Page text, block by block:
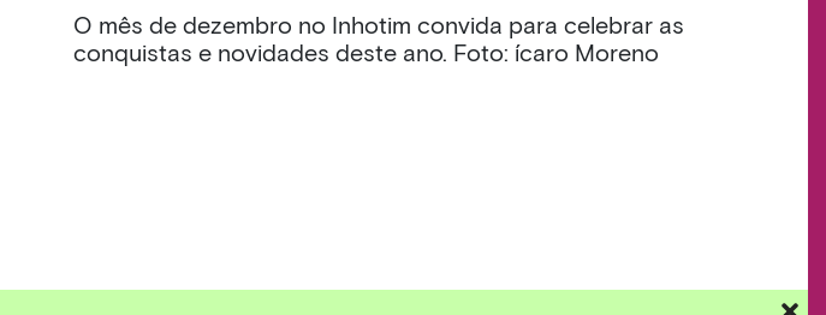
O mês de dezembro no Inhotim convida para celebrar as
conquistas e novidades deste ano. Foto: ícaro Moreno